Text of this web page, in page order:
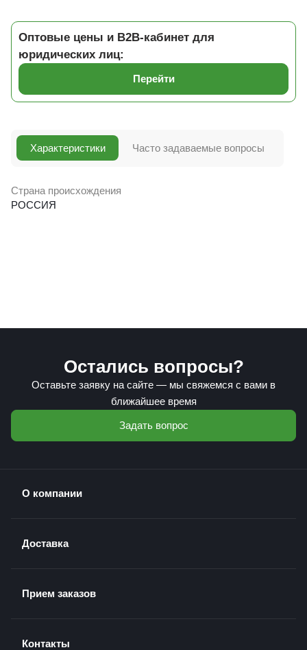
Оптовые цены и B2B-кабинет для
юридических лиц:
Перейти
Характеристики
Страна происхождения
РОССИЯ
Часто задаваемые вопросы
Остались вопросы?
Оставьте заявку на сайте — мы свяжемся с вами в
ближайшее время
Задать вопрос
О компании
Доставка
Прием заказов
Контакты